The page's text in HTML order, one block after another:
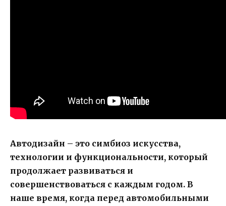
Автодизайн – это симбиоз искусства,
технологии и функциональности, который
продолжает развиваться и
совершенствоваться с каждым годом. В
наше время, когда перед автомобильными